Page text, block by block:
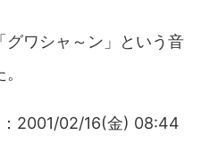
ワシャ～ン」という音
：2001/02/16(金) 08:44